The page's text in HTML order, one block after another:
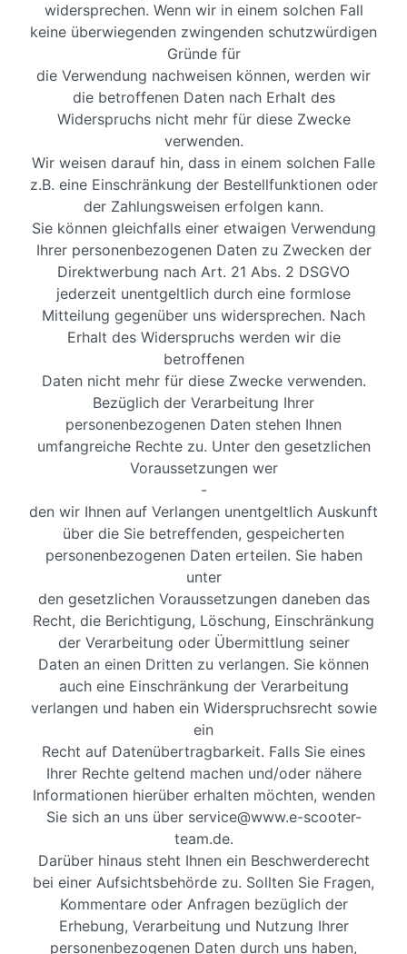
widersprechen. Wenn wir in einem solchen Fall
keine überwiegenden zwingenden schutzwürdigen
Gründe für
die Verwendung nachweisen können, werden wir
die betroffenen Daten nach Erhalt des
Widerspruchs nicht mehr für diese Zwecke
verwenden.
Wir weisen darauf hin, dass in einem solchen Falle
z.B. eine Einschränkung der Bestellfunktionen oder
der Zahlungsweisen erfolgen kann.
Sie können gleichfalls einer etwaigen Verwendung
Ihrer personenbezogenen Daten zu Zwecken der
Direktwerbung nach Art. 21 Abs. 2 DSGVO
jederzeit unentgeltlich durch eine formlose
Mitteilung gegenüber uns widersprechen. Nach
Erhalt des Widerspruchs werden wir die
betroffenen
Daten nicht mehr für diese Zwecke verwenden.
Bezüglich der Verarbeitung Ihrer
personenbezogenen Daten stehen Ihnen
umfangreiche Rechte zu. Unter den gesetzlichen
Voraussetzungen wer
-
den wir Ihnen auf Verlangen unentgeltlich Auskunft
über die Sie betreffenden, gespeicherten
personenbezogenen Daten erteilen. Sie haben
unter
den gesetzlichen Voraussetzungen daneben das
Recht, die Berichtigung, Löschung, Einschränkung
der Verarbeitung oder Übermittlung seiner
Daten an einen Dritten zu verlangen. Sie können
auch eine Einschränkung der Verarbeitung
verlangen und haben ein Widerspruchsrecht sowie
ein
Recht auf Datenübertragbarkeit. Falls Sie eines
Ihrer Rechte geltend machen und/oder nähere
Informationen hierüber erhalten möchten, wenden
Sie sich an uns über service@www.e-scooter-
team.de.
Darüber hinaus steht Ihnen ein Beschwerderecht
bei einer Aufsichtsbehörde zu. Sollten Sie Fragen,
Kommentare oder Anfragen bezüglich der
Erhebung, Verarbeitung und Nutzung Ihrer
personenbezogenen Daten durch uns haben,